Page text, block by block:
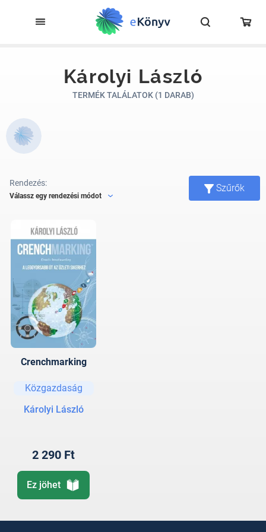
Károlyi László
TERMÉK TALÁLATOK (1 DARAB)
Rendezés:
Válassz egy rendezési módot
Szűrők
Crenchmarking
Közgazdaság
Károlyi László
2 290 Ft
Ez jöhet